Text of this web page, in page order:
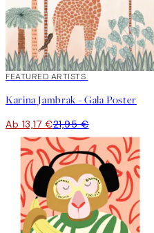
40%*
FEATURED ARTISTS
Karina Jambrak - Gala Poster
Ab 13,17 €21,95 €